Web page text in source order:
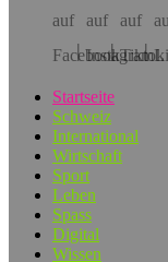
Startseite
Schweiz
International
Wirtschaft
Sport
Leben
Spass
Digital
Wissen